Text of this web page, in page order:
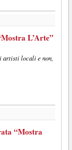
L’Arte”
artisti locali e non,
“Mostra